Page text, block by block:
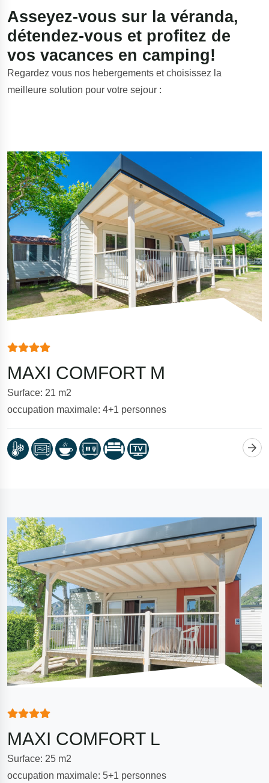
Asseyez-vous sur la véranda,
détendez-vous et profitez de
vos vacances en camping!
Regardez vous nos hebergements et choisissez la
meilleure solution pour votre sejour :
MAXI COMFORT M
Surface: 21 m2
occupation maximale: 4+1 personnes
MAXI COMFORT L
Surface: 25 m2
occupation maximale: 5+1 personnes